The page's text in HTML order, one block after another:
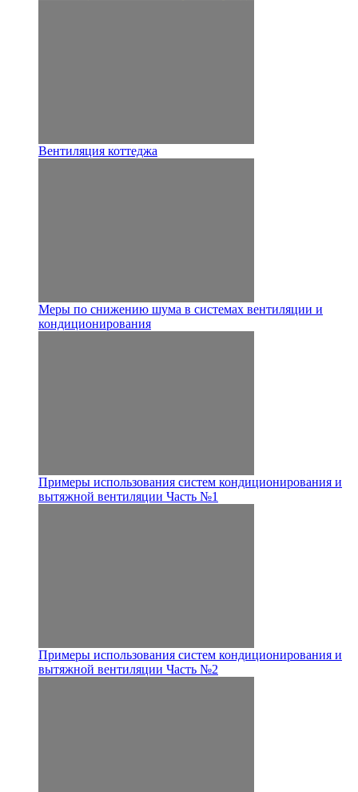
Вентиляция коттеджа
Меры по снижению шума в системах вентиляции и
кондиционирования
Примеры использования систем кондиционирования и
вытяжной вентиляции Часть №1
Примеры использования систем кондиционирования и
вытяжной вентиляции Часть №2